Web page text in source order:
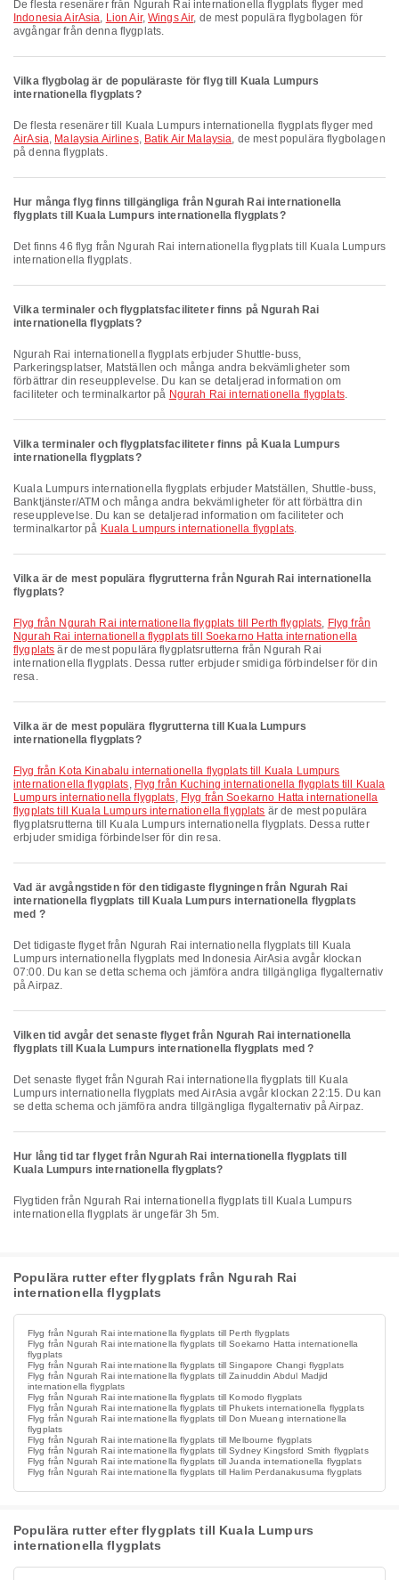
De flesta resenärer från Ngurah Rai internationella flygplats flyger med
Indonesia AirAsia, Lion Air,Wings Air, de mest populära flygbolagen för
avgångar från denna flygplats.
Vilka flygbolag är de populäraste för flyg till Kuala Lumpurs
internationella flygplats?
De flesta resenärer till Kuala Lumpurs internationella flygplats flyger med
AirAsia, Malaysia Airlines, Batik Air Malaysia, de mest populära flygbolagen
på denna flygplats.
Hur många flyg finns tillgängliga från Ngurah Rai internationella
flygplats till Kuala Lumpurs internationella flygplats?
Det finns 46 flyg från Ngurah Rai internationella flygplats till Kuala Lumpurs
internationella flygplats.
Vilka terminaler och flygplatsfaciliteter finns på Ngurah Rai
internationella flygplats?
Ngurah Rai internationella flygplats erbjuder Shuttle-buss,
Parkeringsplatser, Matställen och många andra bekvämligheter som
förbättrar din reseupplevelse. Du kan se detaljerad information om
faciliteter och terminalkartor på Ngurah Rai internationella flygplats.
Vilka terminaler och flygplatsfaciliteter finns på Kuala Lumpurs
internationella flygplats?
Kuala Lumpurs internationella flygplats erbjuder Matställen, Shuttle-buss,
Banktjänster/ATM och många andra bekvämligheter för att förbättra din
reseupplevelse. Du kan se detaljerad information om faciliteter och
terminalkartor på Kuala Lumpurs internationella flygplats.
Vilka är de mest populära flygrutterna från Ngurah Rai internationella
flygplats?
Flyg från Ngurah Rai internationella flygplats till Perth flygplats, Flyg från
Ngurah Rai internationella flygplats till Soekarno Hatta internationella
flygplats är de mest populära flygplatsrutterna från Ngurah Rai
internationella flygplats. Dessa rutter erbjuder smidiga förbindelser för din
resa.
Vilka är de mest populära flygrutterna till Kuala Lumpurs
internationella flygplats?
Flyg från Kota Kinabalu internationella flygplats till Kuala Lumpurs
internationella flygplats, Flyg från Kuching internationella flygplats till Kuala
Lumpurs internationella flygplats, Flyg från Soekarno Hatta internationella
flygplats till Kuala Lumpurs internationella flygplats är de mest populära
flygplatsrutterna till Kuala Lumpurs internationella flygplats. Dessa rutter
erbjuder smidiga förbindelser för din resa.
Vad är avgångstiden för den tidigaste flygningen från Ngurah Rai
internationella flygplats till Kuala Lumpurs internationella flygplats
med ?
Det tidigaste flyget från Ngurah Rai internationella flygplats till Kuala
Lumpurs internationella flygplats med Indonesia AirAsia avgår klockan
07:00. Du kan se detta schema och jämföra andra tillgängliga flygalternativ
på Airpaz.
Vilken tid avgår det senaste flyget från Ngurah Rai internationella
flygplats till Kuala Lumpurs internationella flygplats med ?
Det senaste flyget från Ngurah Rai internationella flygplats till Kuala
Lumpurs internationella flygplats med AirAsia avgår klockan 22:15. Du kan
se detta schema och jämföra andra tillgängliga flygalternativ på Airpaz.
Hur lång tid tar flyget från Ngurah Rai internationella flygplats till
Kuala Lumpurs internationella flygplats?
Flygtiden från Ngurah Rai internationella flygplats till Kuala Lumpurs
internationella flygplats är ungefär 3h 5m.
Populära rutter efter flygplats från Ngurah Rai
internationella flygplats
Flyg från Ngurah Rai internationella flygplats till Perth flygplats
Flyg från Ngurah Rai internationella flygplats till Soekarno Hatta internationella
flygplats
Flyg från Ngurah Rai internationella flygplats till Singapore Changi flygplats
Flyg från Ngurah Rai internationella flygplats till Zainuddin Abdul Madjid
internationella flygplats
Flyg från Ngurah Rai internationella flygplats till Komodo flygplats
Flyg från Ngurah Rai internationella flygplats till Phukets internationella flygplats
Flyg från Ngurah Rai internationella flygplats till Don Mueang internationella
flygplats
Flyg från Ngurah Rai internationella flygplats till Melbourne flygplats
Flyg från Ngurah Rai internationella flygplats till Sydney Kingsford Smith flygplats
Flyg från Ngurah Rai internationella flygplats till Juanda internationella flygplats
Flyg från Ngurah Rai internationella flygplats till Halim Perdanakusuma flygplats
Populära rutter efter flygplats till Kuala Lumpurs
internationella flygplats